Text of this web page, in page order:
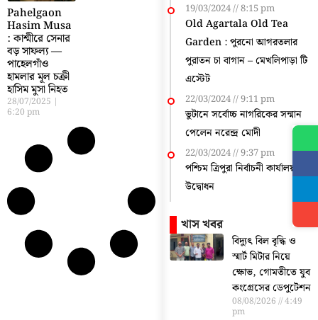
Pahelgaon
Hasim Musa
: কাশ্মীরে সেনার
বড় সাফল্য —
পাহেলগাঁও
হামলার মূল চক্রী
হাসিম মুসা নিহত
28/07/2025
6:20 pm
Old Agartala Old Tea
Garden : পুরনো আগরতলার
পুরাতন চা বাগান – মেখলিপাড়া টি
এস্টেট
19/03/2024 8:15 pm
ভুটানে সর্বোচ্চ নাগরিকের সন্মান
পেলেন নরেন্দ্র মোদী
22/03/2024 9:11 pm
পশ্চিম ত্রিপুরা নির্বাচনী কার্যালয়
উদ্বোধন
22/03/2024 9:37 pm
খাস খবর
বিদ্যুৎ বিল বৃদ্ধি ও
স্মার্ট মিটার নিয়ে
ক্ষোভ, গোমতীতে যুব
কংগ্রেসের ডেপুটেশন
08/08/2026 4:49
pm